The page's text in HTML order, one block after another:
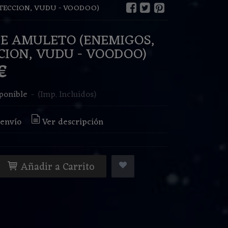
VUDU - VOODOO)
AMULETO (ENEMIGOS,
PROTECCION, VUDU - VOODOO)
- (Imp. Incluidos)
Ver descripción
Añadir a Carrito